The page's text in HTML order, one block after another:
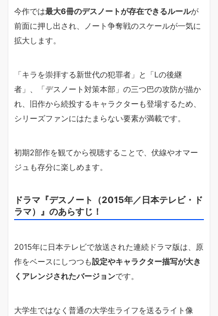
今作では最大6冊のデスノートが存在できるルールが
前面に押し出され、ノート争奪戦のスケールが一気に
拡大します。
「キラを崇拝する新世代の犯罪者」と「Lの後継
者」、「デスノート対策本部」の三つ巴の攻防が描か
れ、旧作から続投するキャラクターも登場するため、
シリーズファンにはたまらない要素が満載です。
初期2部作を観てから視聴することで、伏線やオマー
ジュも存分に楽しめます。
ドラマ『デスノート（2015年／日本テレビ・ド
ラマ）』のあらすじ！
2015年に日本テレビで放送された連続ドラマ版は、原
作をベースにしつつも設定やキャラクター描写が大き
くアレンジされたバージョンです。
大学生ではなく普通の大学生ライフを送るライト像